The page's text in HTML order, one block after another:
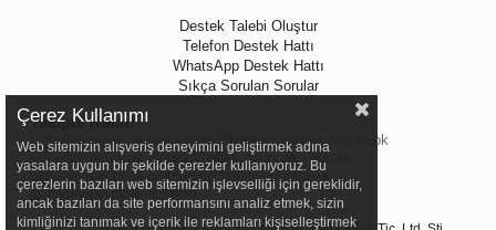
Destek Talebi Oluştur
Telefon Destek Hattı
WhatsApp Destek Hattı
Sıkça Sorulan Sorular
Takipte Kalın!
Çerez Kullanımı
Web sitemizin alışveriş deneyimini geliştirmek adına
yasalara uygun bir şekilde çerezler kullanıyoruz. Bu
çerezlerin bazıları web sitemizin işlevselliği için gereklidir,
ancak bazıları da site performansını analiz etmek, sizin
kimliğinizi tanımak ve içerik ile reklamları kişiselleştirmek